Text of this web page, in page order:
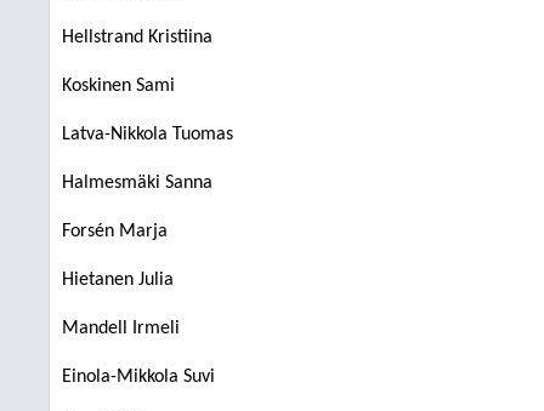
Hellstrand Kristiina
Koskinen Sami
Latva-Nikkola Tuomas
Halmesmäki Sanna
Forsén Marja
Hietanen Julia
Mandell Irmeli
Einola-Mikkola Suvi